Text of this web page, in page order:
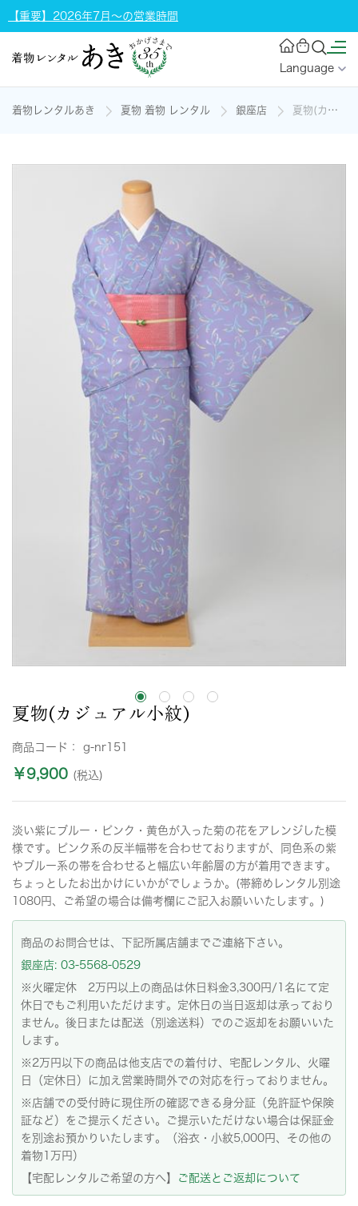
【重要】2026年7月～の営業時間
Language
着物レンタルあき 夏物 着物 レンタル 銀座店 夏物(カジュアル小紋)の着物レンタル
夏物(カジュアル小紋)
商品コード： g-nr151
￥9,900 (税込)
淡い紫にブルー・ピンク・黄色が入った菊の花をアレンジした模
様です。ピンク系の反半幅帯を合わせておりますが、同色系の紫
やブルー系の帯を合わせると幅広い年齢層の方が着用できます。
ちょっとしたお出かけにいかがでしょうか。(帯締めレンタル別途
1080円、ご希望の場合は備考欄にご記入お願いいたします。)
商品のお問合せは、下記所属店舗までご連絡下さい。
銀座店: 03-5568-0529
※火曜定休 2万円以上の商品は休日料金3,300円/1名にて定
休日でもご利用いただけます。定休日の当日返却は承っており
ません。後日または配送（別途送料）でのご返却をお願いいた
します。
※2万円以下の商品は他支店での着付け、宅配レンタル、火曜
日（定休日）に加え営業時間外での対応を行っておりません。
※店舗での受付時に現住所の確認できる身分証（免許証や保険
証など）をご提示ください。ご提示いただけない場合は保証金
を別途お預かりいたします。（浴衣・小紋5,000円、その他の
着物1万円）
【宅配レンタルご希望の方へ】
ご配送とご返却について